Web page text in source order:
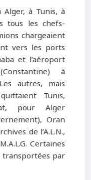
à Tunis, à
tous les chefs-
chargeaient
vers les ports
et l’aéroport
à
autres, mais
Tunis,
pour Alger
Oran
de l’A.L.N.,
Certaines
transportées par